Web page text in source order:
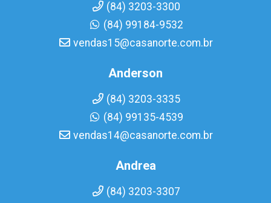
(84) 3203-3300
(84) 99184-9532
vendas15@casanorte.com.br
Anderson
(84) 3203-3335
(84) 99135-4539
vendas14@casanorte.com.br
Andrea
(84) 3203-3307